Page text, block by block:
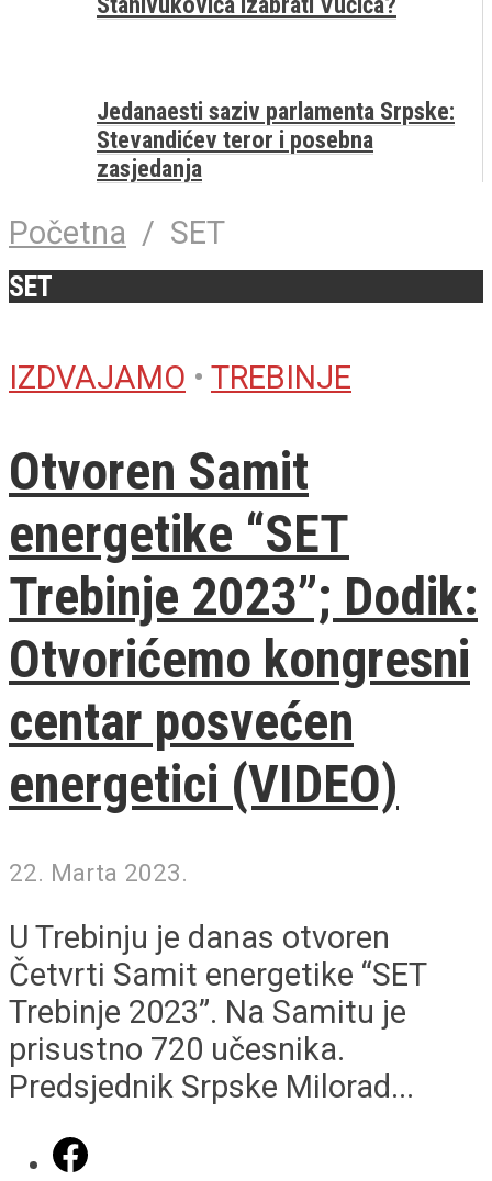
Jedanaesti saziv parlamenta Srpske:
Stevandićev teror i posebna
zasjedanja
Početna / SET
SET
IZDVAJAMO • TREBINJE
Otvoren Samit
energetike “SET
Trebinje 2023”; Dodik:
Otvorićemo kongresni
centar posvećen
energetici (VIDEO)
22. Marta 2023.
U Trebinju je danas otvoren
Četvrti Samit energetike “SET
Trebinje 2023”. Na Samitu je
prisustno 720 učesnika.
Predsjednik Srpske Milorad...